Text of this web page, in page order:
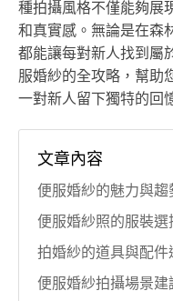
種拍攝風格不僅能夠展
和真實感。無論是在森
都能讓每對新人找到屬
服婚紗的全攻略，幫助
一對新人留下獨特的回
文章內容
便服婚紗的魅力與趨
便服婚紗照的服裝選
拍婚紗的道具與配件
便服婚紗拍攝場景建